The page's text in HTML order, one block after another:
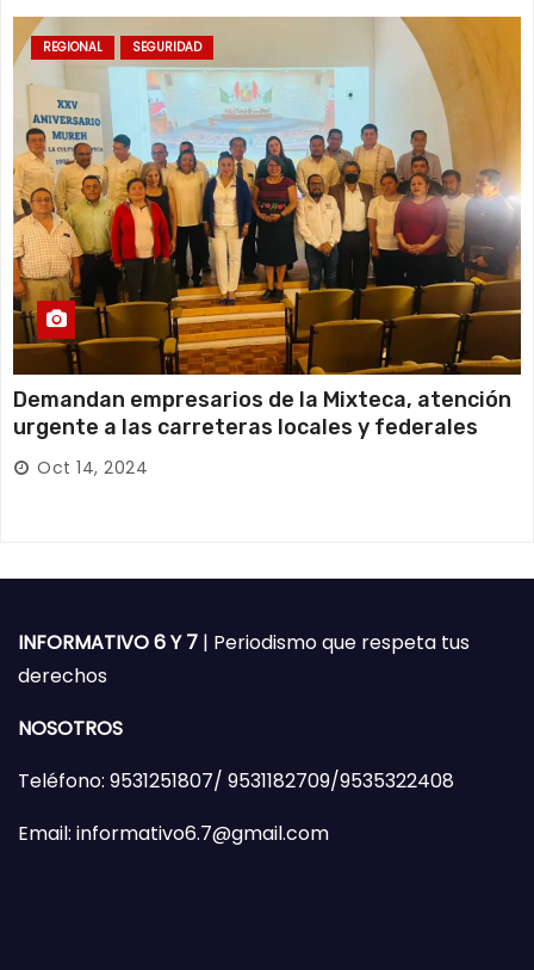
REGIONAL SEGURIDAD
Demandan empresarios de la Mixteca, atención
urgente a las carreteras locales y federales
Oct 14, 2024
INFORMATIVO 6 Y 7 | Periodismo que respeta tus
derechos
NOSOTROS
Teléfono: 9531251807/ 9531182709/9535322408
Email: informativo6.7@gmail.com